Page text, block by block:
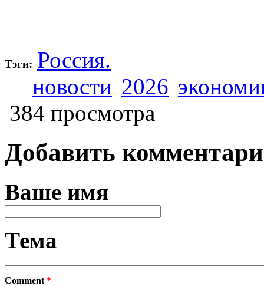
Тэги: Россия.
новости 2026
384 просмотра
Добавить
Ваше имя
Тема
Comment *